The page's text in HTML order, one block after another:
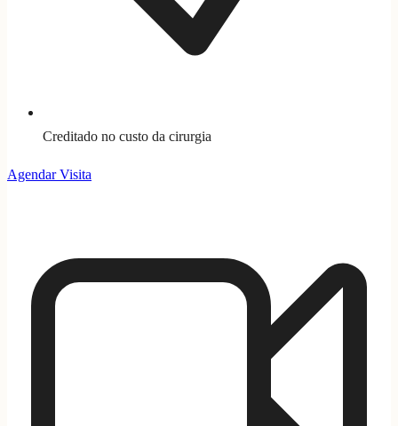
Creditado no custo da cirurgia
Agendar Visita